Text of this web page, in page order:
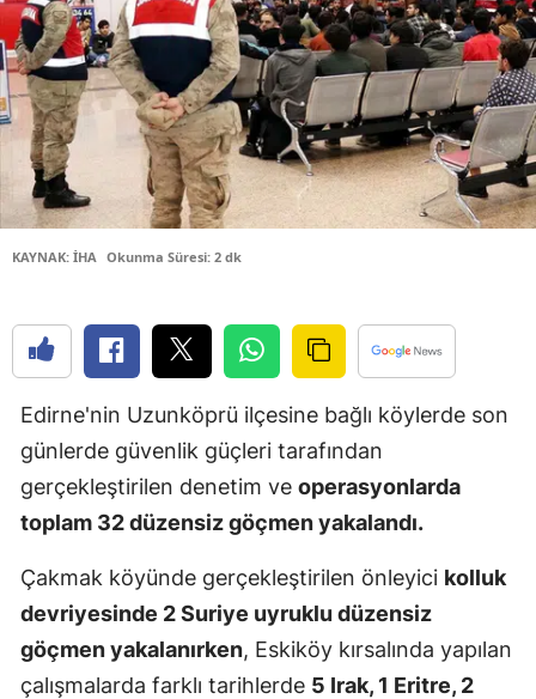
Bursa
Çanakkale
Çankırı
Çorum
Denizli
Edirne
Elazığ
Erzincan
Erzurum
Gaziantep
Gümüşhane
KAYNAK: İHA Okunma Süresi: 2 dk
Edirne'nin Uzunköprü ilçesine bağlı köylerde son
günlerde güvenlik güçleri tarafından
gerçekleştirilen denetim ve operasyonlarda
toplam 32 düzensiz göçmen yakalandı.
Çakmak köyünde gerçekleştirilen önleyici kolluk
devriyesinde 2 Suriye uyruklu düzensiz
göçmen yakalanırken, Eskiköy kırsalında yapılan
çalışmalarda farklı tarihlerde 5 Irak, 1 Eritre, 2